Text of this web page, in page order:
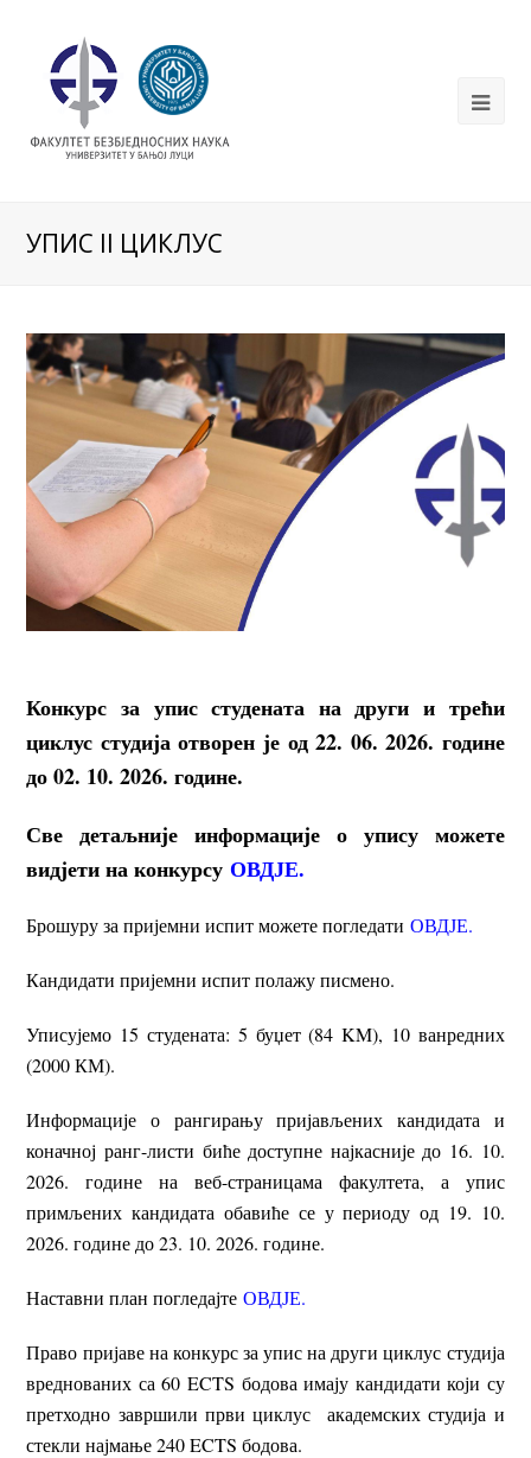
УПИС II ЦИКЛУС
Конкурс за упис студената на други и трећи
циклус студија отворен је од 22. 06. 2026. године
до 02. 10. 2026. године.
Све детаљније информације о упису можете
видјети на конкурсу ОВДЈЕ.
Брошуру за пријемни испит можете погледатиОВДЈЕ.
Кандидати пријемни испит полажу писмено.
Уписујемо 15 студената: 5 буџет (84 KM), 10 ванредних
(2000 КМ).
Информације о рангирању пријављених кандидата и
коначној ранг-листи биће доступне најкасније до 16. 10.
2026. године на веб-страницама факултета, а упис
примљених кандидата обавиће се у периоду од 19. 10.
2026. године до 23. 10. 2026. године.
Наставни план погледајте ОВДЈЕ.
Право пријаве на конкурс за упис на други циклус студија
вреднованих са 60 ECTS бодова имају кандидати који су
претходно завршили први циклус академских студија и
стекли најмање 240 ECTS бодова.